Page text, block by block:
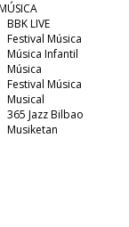
BBK LIVE
Festival Música
Música Infantil
Música
Festival Música
Musical
365 Jazz Bilbao
Musiketan